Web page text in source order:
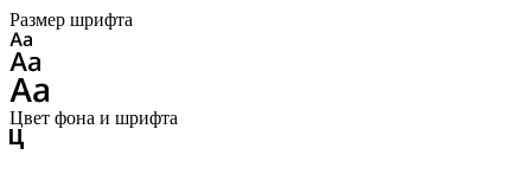
Размер шрифта
Цвет фона и шрифта